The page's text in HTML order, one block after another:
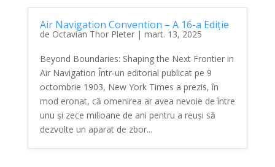
Air Navigation Convention – A 16-a Ediție
de Octavian Thor Pleter| mart. 13, 2025
Beyond Boundaries: Shaping the Next Frontier in
Air Navigation Într-un editorial publicat pe 9
octombrie 1903, New York Times a prezis, în
mod eronat, că omenirea ar avea nevoie de între
unu și zece milioane de ani pentru a reuși să
dezvolte un aparat de zbor...